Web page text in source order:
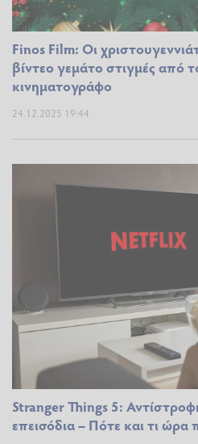
Finos Film: Οι
βίντεο γεμάτο στιγμές από
κινηματογράφο
24.12.2025 19:44
Stranger Things 5:
επεισόδια – Πότε και τι